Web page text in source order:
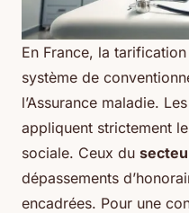
En France, la
système de
l’Assurance maladie.
appliquent strictement
sociale. Ceux du
dépassements
encadrées. Pour une